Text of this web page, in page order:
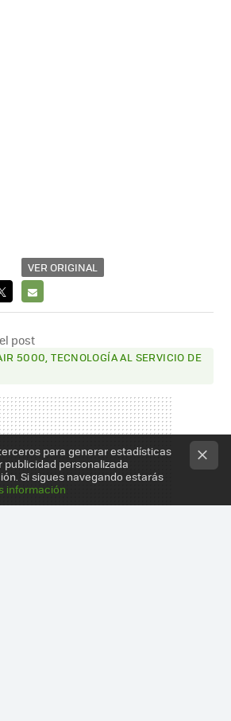
VER ORIGINAL
E-
MAIL
post
5000, TECNOLOGÍA AL SERVICIO DE
para generar estadísticas
personalizada
Si sigues navegando estarás
información